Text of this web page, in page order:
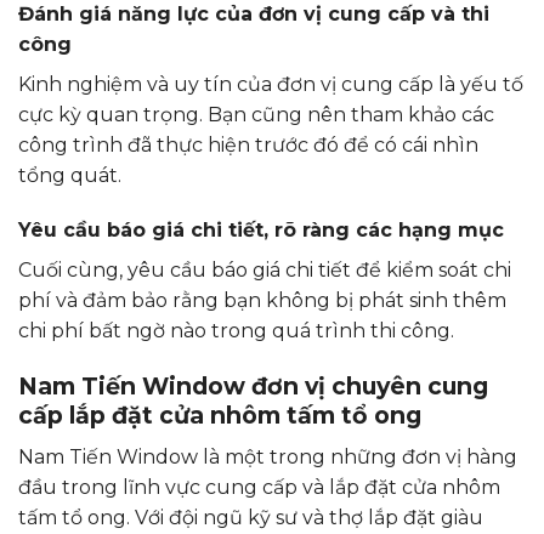
Đánh giá năng lực của đơn vị cung cấp và thi
công
Kinh nghiệm và uy tín của đơn vị cung cấp là yếu tố
cực kỳ quan trọng. Bạn cũng nên tham khảo các
công trình đã thực hiện trước đó để có cái nhìn
tổng quát.
Yêu cầu báo giá chi tiết, rõ ràng các hạng mục
Cuối cùng, yêu cầu báo giá chi tiết để kiểm soát chi
phí và đảm bảo rằng bạn không bị phát sinh thêm
chi phí bất ngờ nào trong quá trình thi công.
Nam Tiến Window đơn vị chuyên cung
cấp lắp đặt cửa nhôm tấm tổ ong
Nam Tiến Window là một trong những đơn vị hàng
đầu trong lĩnh vực cung cấp và lắp đặt cửa nhôm
tấm tổ ong. Với đội ngũ kỹ sư và thợ lắp đặt giàu